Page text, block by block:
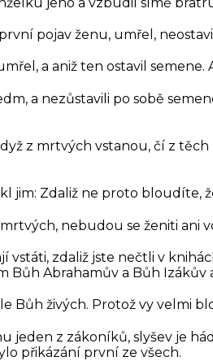
pojav ženu, umřel,
a aniž ten ostavil semene.
a nezůstavili po sobě
z mrtvých vstanou, čí z
jim: Zdaliž ne proto bloudíte,
nebudou se ženiti ani
vstáti, zdaliž jste nečtli v
Bůh Abrahamův a Bůh Izákův
Bůh živých. Protož vy velmi
jeden z zákoníků, slyšev je
přikázání první ze všech.